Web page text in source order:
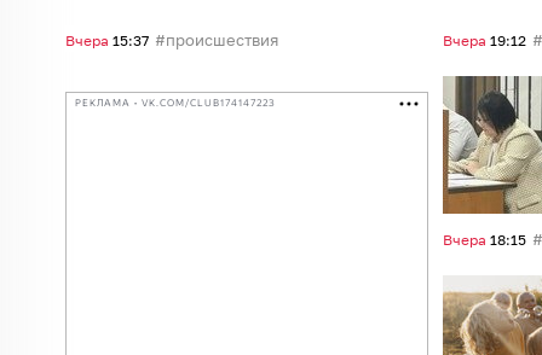
Вчера 15:37 происшествия Вчера 19:12
РЕКЛАМА • VK.COM/CLUB174147223
Вчера 18:15